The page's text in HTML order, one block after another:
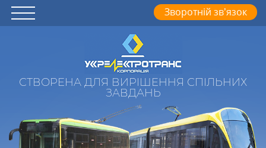
СТВОРЕНА ДЛЯ ВИРІШЕННЯ СПІЛЬНИХ
ЗАВДАНЬ
Зворотній зв’язок